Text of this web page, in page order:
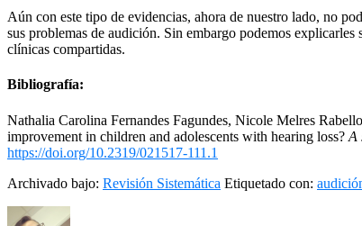
Aún con este tipo de evidencias, ahora de nuestro lado, no
sus problemas de audición. Sin embargo podemos
clínicas compartidas.
Bibliografía:
Nathalia Carolina Fernandes Fagundes, Nicole Melres Rabello
improvement in children and adolescents with hearing loss? A
https://doi.org/10.2319/021517-111.1
Archivado bajo: Revisión Sistemática Etiquetado con: